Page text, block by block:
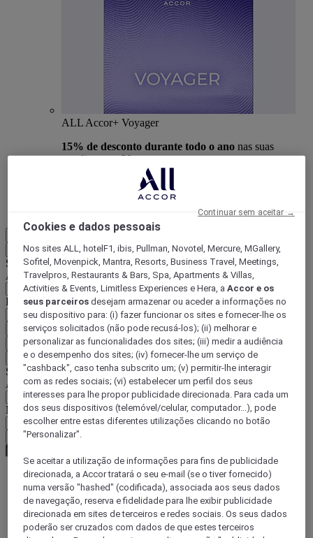
ALL Accor+ Voyager
15% de desconto durante todo o ano nas suas
estadias em +30 marcas
Voltar
Selecione o seu país e idioma abaixo
Área geográfica
País/região-idioma
Confirmar o meu país e idioma
EUR (€)
Voltar
Selecione a moeda abaixo
Área geográfica
Moeda
Confirmar a moeda
World
Europe
Germany
Berlin - Land
Cookies e dados pessoais
Nos sites ALL, hotelF1, ibis, Pullman, Novotel, Mercure, MGallery,
Sofitel, Movenpick, Mantra, Resorts, Business Travel, Meetings,
Travelpros, Restaurants & Bars, Spa, Apartments & Villas,
Activities & Events, Limitless Experiences e Hera, aAccor e os
seus parceiros desejam armazenar ou aceder a informações no
seu dispositivo para: (i) fazer funcionar os sites e fornecer-lhe os
serviços solicitados (não pode recusá-los); (ii) melhorar e
personalizar as funcionalidades dos sites; (iii) medir a audiência
e o desempenho dos sites; (iv) fornecer-lhe um serviço de
"cashback", caso tenha subscrito um; (v) permitir-lhe interagir
com as redes sociais; (vi) estabelecer um perfil dos seus
interesses para lhe propor publicidade direcionada. Para cada um
dos seus dispositivos (telemóvel/celular, computador...), pode
escolher entre estas diferentes utilizações clicando no botão
"Personalizar".
Se aceitar a utilização de informações para fins de publicidade
direcionada, a Accor tratará o seu e-mail (se o tiver fornecido)
numa versão "hashed" (codificada), associada aos seus dados
de navegação, reserva e fidelidade para lhe exibir publicidade
direcionada em sites de terceiros e redes sociais. Os seus dados
poderão ser cruzados com dados de que estes terceiros
Continuar sem aceitar →